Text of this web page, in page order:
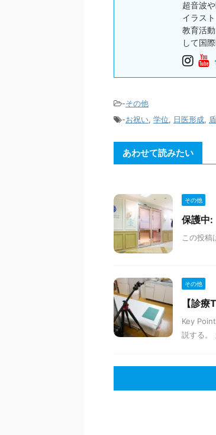
超音波
イラス
教育活
して国
-その他
-お祝い, 学位, 日医形成, 盾
あわせて読みたい
その他
保護中:
この投稿
その他
【診
Key
説する。